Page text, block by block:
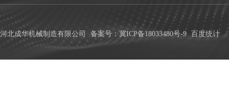
河北成华机械制造有限公司 备案号：冀ICP备18033480号-9 百度统计